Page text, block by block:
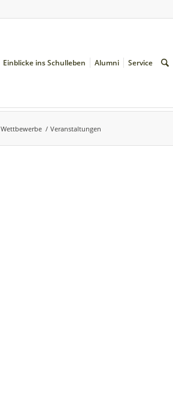
Einblicke ins Schulleben Alumni Service
Wettbewerbe / Veranstaltungen